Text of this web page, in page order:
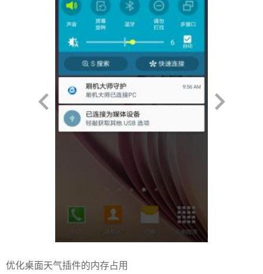
优化桌面天气插件的内存占用